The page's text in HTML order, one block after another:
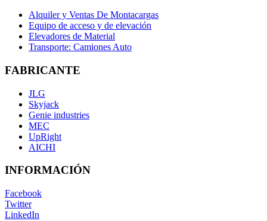
Alquiler y Ventas De Montacargas
Equipo de acceso y de elevación
Elevadores de Material
Transporte: Camiones Auto
FABRICANTE
JLG
Skyjack
Genie industries
MEC
UpRight
AICHI
INFORMACIÓN
Facebook
Twitter
LinkedIn